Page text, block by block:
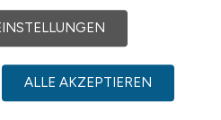
von
und Verfügbarkeit
ein Schlüsselfaktor für
die diese
sorgen für effiziente
ALLE AKZEPTIEREN